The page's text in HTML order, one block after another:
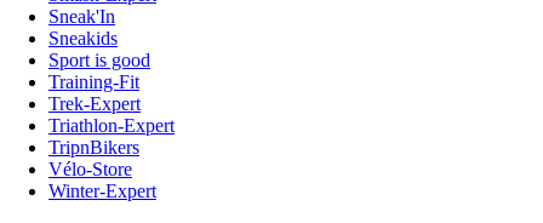
Sneak'In
Sneakids
Sport is good
Training-Fit
Trek-Expert
Triathlon-Expert
TripnBikers
Vélo-Store
Winter-Expert